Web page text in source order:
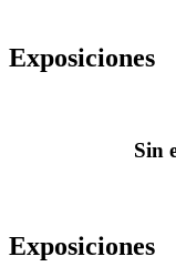
Exposiciones
Sin
Exposiciones